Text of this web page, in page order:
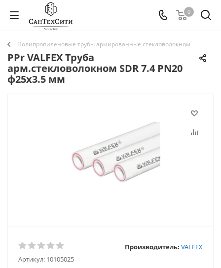
0
Полипропиленовые трубы армированные стекловолокном
PPr VALFEX Труба
арм.стекловолокном SDR 7.4 PN20
ф25х3.5 мм
Артикул: 10105025
Производитель: VALFEX